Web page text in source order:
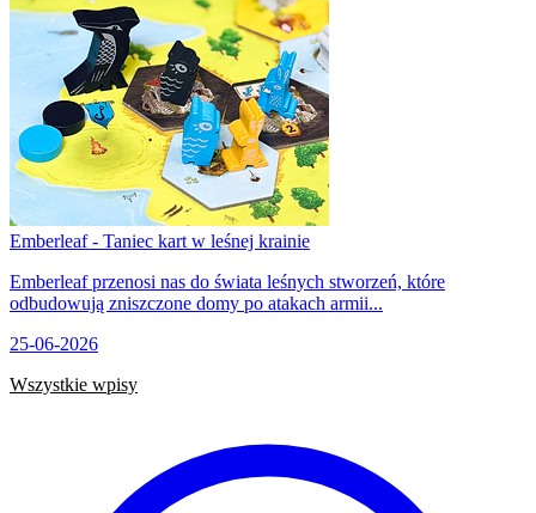
Emberleaf - Taniec kart w leśnej krainie
Emberleaf przenosi nas do świata leśnych stworzeń, które
odbudowują zniszczone domy po atakach armii...
25-06-2026
Wszystkie wpisy